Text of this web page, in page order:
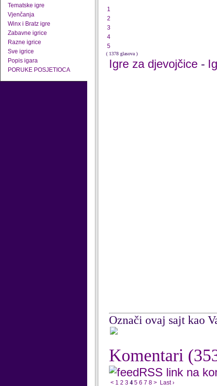
Tematske igre
Vjenčanja
Winx i Bratz igre
Zabavne igrice
Razne igrice
Sve igrice
Popis igara
PORUKE POSJETIOCA
1
2
3
4
5
( 1378 glasova )
Igre za djevojčice -
Označi ovaj sajt kao
Komentari
RSS link na
< 1 2 3 4 5 6 7 8 > Last ›